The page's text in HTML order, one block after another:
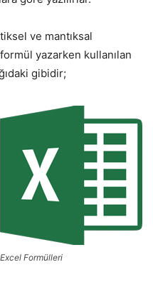
ve mantıksal
yazarken kullanılan
gibidir;
Excel Formülleri